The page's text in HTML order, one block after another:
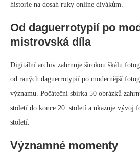
historie na dosah ruky online divákům.
Od daguerrotypií po
mistrovská díla
Digitální archiv zahrnuje širokou škálu
od raných daguerrotypií po modernější
významu. Počáteční sbírka 50 obrázků
století do konce 20. století a ukazuje vývoj
století.
Významné momenty